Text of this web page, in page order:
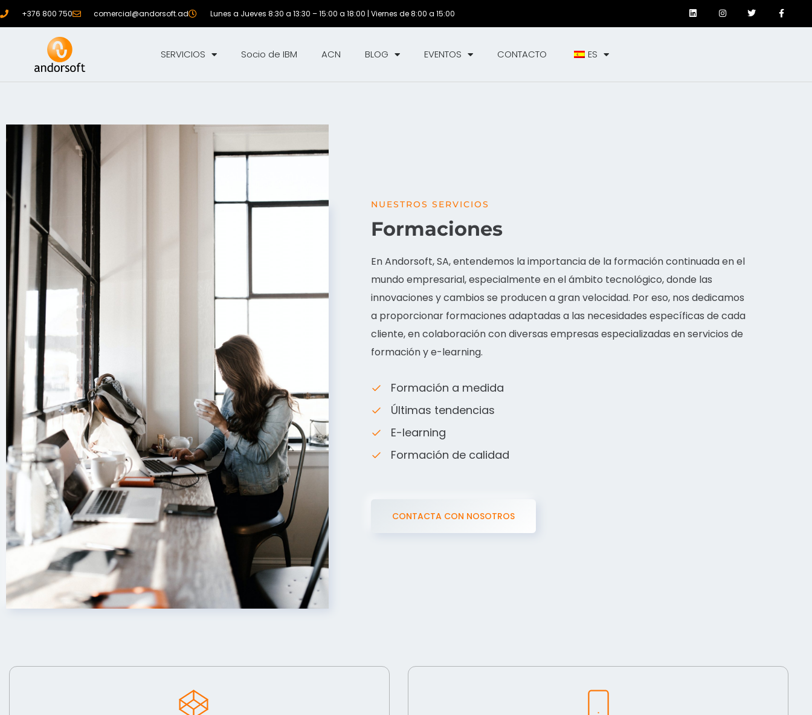
+376 800 750 comercial@andorsoft.ad Lunes a Jueves 8:30 a 13:30 – 15:00 a 18:00 | Viernes de 8:00 a 15:00
SERVICIOS Socio de IBM ACN BLOG EVENTOS CONTACTO ES
NUESTROS SERVICIOS
Formaciones
En Andorsoft, SA, entendemos la importancia de la formación continuada en el
mundo empresarial, especialmente en el ámbito tecnológico, donde las
innovaciones y cambios se producen a gran velocidad. Por eso, nos dedicamos
a proporcionar formaciones adaptadas a las necesidades específicas de cada
cliente, en colaboración con diversas empresas especializadas en servicios de
formación y e-learning.
Formación a medida
Últimas tendencias
E-learning
Formación de calidad
CONTACTA CON NOSOTROS